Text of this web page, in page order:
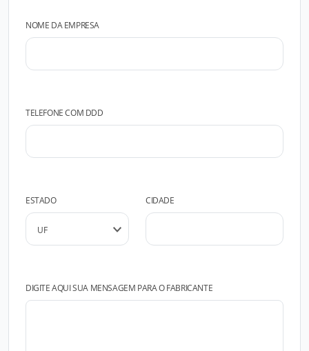
NOME DA EMPRESA
TELEFONE COM DDD
ESTADO CIDADE
DIGITE AQUI SUA MENSAGEM PARA O FABRICANTE